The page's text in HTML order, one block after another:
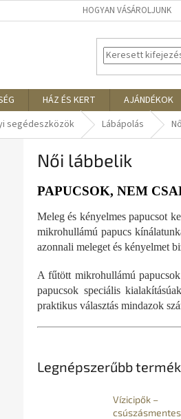
HOGYAN VÁSÁROLJUNK
HÁZ ÉS KERT AJÁNDÉKOK
segédeszközök Lábápolás
Női lábbelik
PAPUCSOK, NEM
Meleg és kényelmes papucsot
mikrohullámú papucs
azonnali meleget és kényelmet
A fűtött mikrohullámú
papucsok speciális
praktikus választás mindazok
Legnépszerűbb
Vízicipők –
csúszásmentes